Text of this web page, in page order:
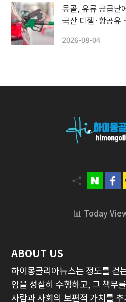
몽골, 유류 공급
국산 디젤·항공유
2026-08-04
📊 Today
ABOUT US
하이몽골리아뉴스는 정도를 걷
임을 성실히 수행하고, 그 책무
사람과 사회의 보편적 가치를